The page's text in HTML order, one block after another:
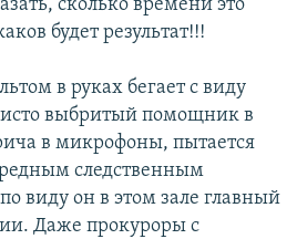
сколько времени это
будет результат!!!
в руках бегает с виду
выбритый помощник в
в микрофоны, пытается
следственным
виду он в этом зале главный
Даже прокуроры с